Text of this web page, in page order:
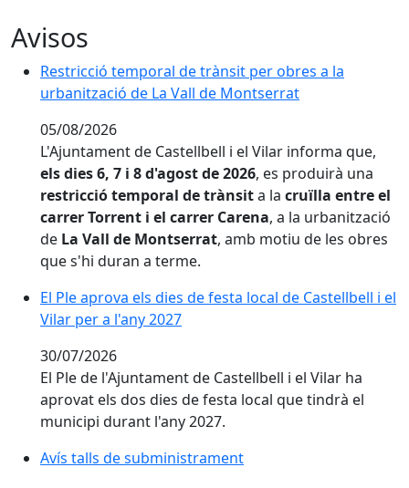
Avisos
Restricció temporal de trànsit per obres a la
Restricció temporal de trànsit per obres a la
urbanització de La Vall de Montserrat
05/08/2026
L'Ajuntament de Castellbell i el Vilar informa que,
els dies 6, 7 i 8 d'agost de 2026, es produirà una
restricció temporal de trànsita la cruïlla entre el
carrer Torrent i el carrer Carena, a la urbanització
de La Vall de Montserrat, amb motiu de les obres
que s'hi duran a terme.
El Ple aprova els dies de festa local de Castellbell i el
El Ple aprova els dies de festa local de Castellbell i el
Vilar per a l'any 2027
30/07/2026
El Ple de l'Ajuntament de Castellbell i el Vilar ha
aprovat els dos dies de festa local que tindrà el
municipi durant l'any 2027.
Avís talls de subministrament